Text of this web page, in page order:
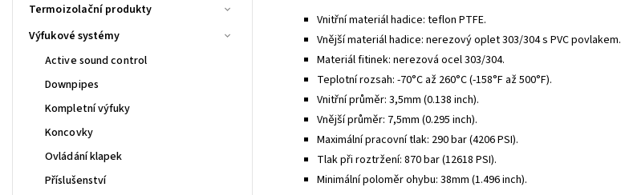
Termoizolační produkty
Výfukové systémy
Active sound control
Downpipes
Kompletní výfuky
Koncovky
Ovládání klapek
Příslušenství
Vnitřní materiál hadice: teflon PTFE.
Vnější materiál hadice: nerezový oplet 303/304 s PVC povlakem.
Materiál fitinek: nerezová ocel 303/304.
Teplotní rozsah: -70°C až 260°C (-158°F až 500°F).
Vnitřní průměr: 3,5mm (0.138 inch).
Vnější průměr: 7,5mm (0.295 inch).
Maximální pracovní tlak: 290 bar (4206 PSI).
Tlak při roztržení: 870 bar (12618 PSI).
Minimální poloměr ohybu: 38mm (1.496 inch).